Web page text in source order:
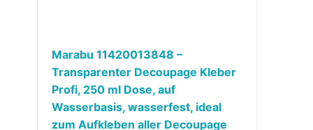
Marabu 11420013848 –
Transparenter Decoupage Kleber
Profi, 250 ml Dose, auf
Wasserbasis, wasserfest, ideal
zum Aufkleben aller Decoupage